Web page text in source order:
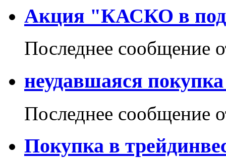
Акция "КАСКО в
Последнее сообщение
неудавшаяся
Последнее сообщение
Покупка в